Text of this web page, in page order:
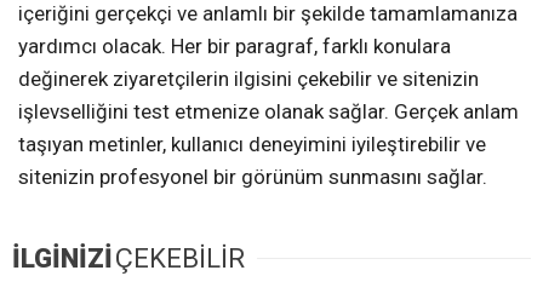
içeriğini gerçekçi ve anlamlı bir şekilde tamamlamanıza
yardımcı olacak. Her bir paragraf, farklı konulara
değinerek ziyaretçilerin ilgisini çekebilir ve sitenizin
işlevselliğini test etmenize olanak sağlar. Gerçek anlam
taşıyan metinler, kullanıcı deneyimini iyileştirebilir ve
sitenizin profesyonel bir görünüm sunmasını sağlar.
İLGİNİZİ ÇEKEBİLİR